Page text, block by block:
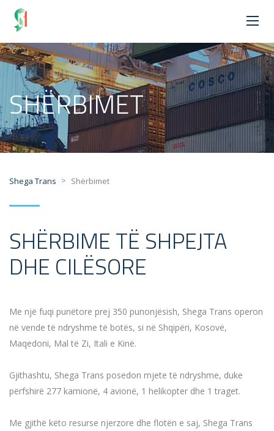
SHËRBIMET
Shega Trans > Shërbimet
SHËRBIME TË SHPEJTA
DHE CILËSORE
Me një fuqi punëtore prej 350 punonjësish, Shega Trans operon
në vende të ndryshme të botës, si në Shqipëri, Kosovë,
Maqedoni, Mal të Zi, Itali e Kinë.
Gjithashtu, Shega Trans posedon mjete të ndryshme, duke
përfshirë 277 kamionë, 4 avionë, 1 helikopter dhe 1 traget.
Me gjithë këto resurse njerzore dhe flotën e saj, Shega Trans